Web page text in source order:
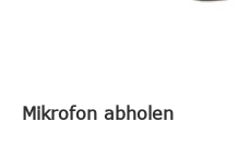
Mikrofon abholen